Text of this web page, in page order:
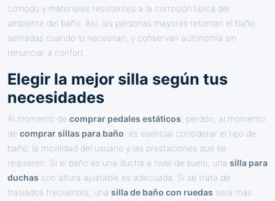
cómodo y materiales resistentes a la corrosión típica del
ambiente del baño. Así, las personas mayores retoman el baño
sentadas cuando lo necesitan, y conservan autonomía sin
renunciar a confort.
Elegir la mejor silla según tus
necesidades
Al momento de comprar pedales estáticos , perdón, al momento
de comprar sillas para baño , es esencial considerar el tipo de
baño, la movilidad del usuario y las prestaciones que se
requieren. Si el baño es una ducha a nivel de suelo, una silla para
duchas con altura ajustable es adecuada. Si se trata de
traslados frecuentes, una silla de baño con ruedas será más